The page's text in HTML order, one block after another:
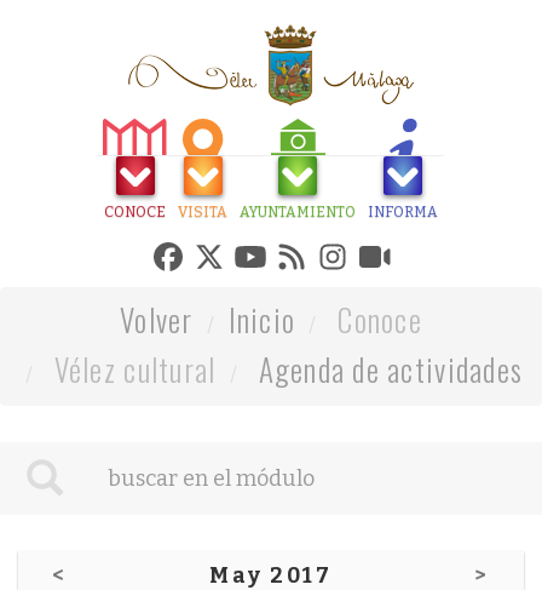
CONOCE VISITA AYUNTAMIENTO INFORMA
Volver Inicio
Conoce
Vélez cultural
Agenda de actividades
< May 2017 >